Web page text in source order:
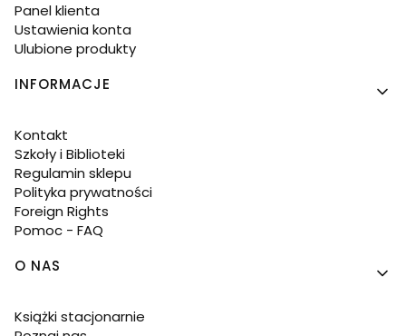
Panel klienta
Ustawienia konta
Ulubione produkty
INFORMACJE
Kontakt
Szkoły i Biblioteki
Regulamin sklepu
Polityka prywatności
Foreign Rights
Pomoc - FAQ
O NAS
Książki stacjonarnie